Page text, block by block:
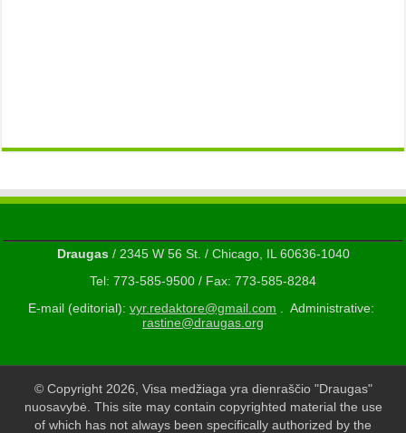
Draugas/ 2345 W 56 St. / Chicago, IL 60636-1040
Tel: 773-585-9500 / Fax: 773-585-8284
E-mail (editorial): vyr.redaktore@gmail.com . Administrative:
rastine@draugas.org
© Copyright 2026, Visa medžiaga yra dienraščio "Draugas"
nuosavybė. This site may contain copyrighted material the use
of which has not always been specifically authorized by the